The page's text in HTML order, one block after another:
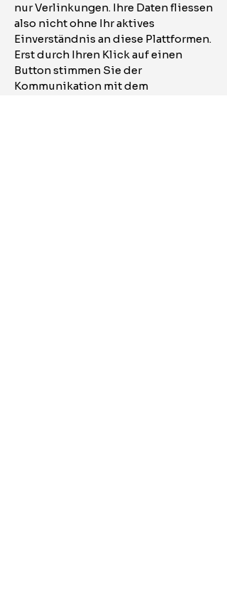
nur Verlinkungen. Ihre Daten fliessen
also nicht ohne Ihr aktives
Einverständnis an diese Plattformen.
Erst durch Ihren Klick auf einen
Button stimmen Sie der
Kommunikation mit dem